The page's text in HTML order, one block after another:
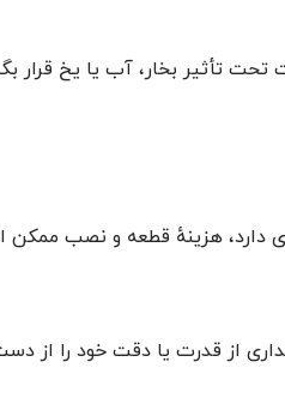
تحت تأثیر بخار، آب یا یخ
دارد، هزینهٔ قطعه و نصب
از قدرت یا دقت خود را از